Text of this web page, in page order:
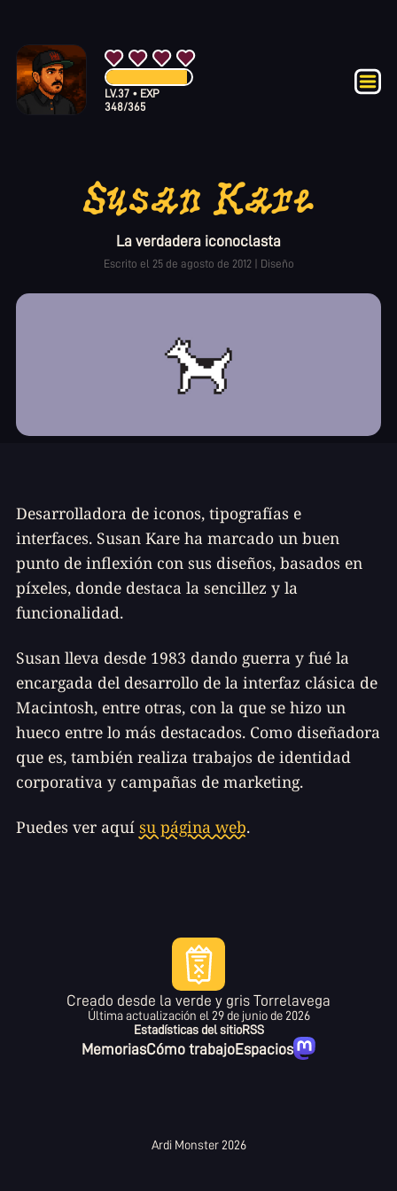
LV.37 •EXP
348/365
Susan Kare
La verdadera iconoclasta
Escrito el 25 de agosto de 2012 | Diseño
Desarrolladora de iconos, tipografías e
interfaces. Susan Kare ha marcado un buen
punto de inflexión con sus diseños, basados en
píxeles, donde destaca la sencillez y la
funcionalidad.
Susan lleva desde 1983 dando guerra y fué la
encargada del desarrollo de la interfaz clásica de
Macintosh, entre otras, con la que se hizo un
hueco entre lo más destacados. Como diseñadora
que es, también realiza trabajos de identidad
corporativa y campañas de marketing.
Puedes ver aquí su página web.
Creado desde la verde y gris Torrelavega
Última actualización el29 de junio de 2026
Estadísticas del sitioRSS
MemoriasCómo trabajoEspacios
Ardi Monster 2026